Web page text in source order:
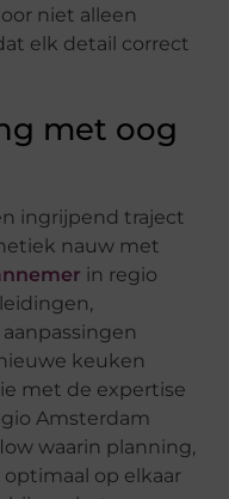
niet alleen
elk detail correct
met oog
ingrijpend traject
nauw met
in regio
keuken
met de expertise
Amsterdam
waarin planning,
op elkaar